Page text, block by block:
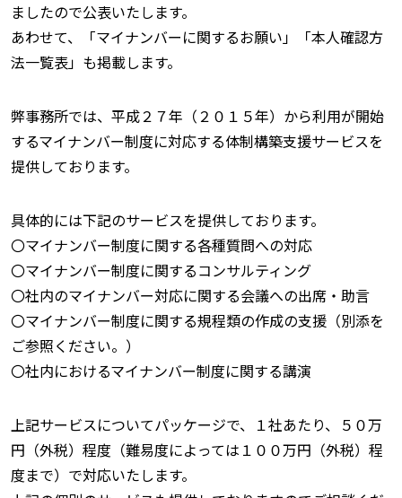
ましたので公表いたします。
あわせて、「マイナンバーに関するお願い」「本人確認方
法一覧表」も掲載します。
弊事務所では、平成２７年（２０１５年）から利用が開始
するマイナンバー制度に対応する体制構築支援サービスを
提供しております。
具体的には下記のサービスを提供しております。
〇マイナンバー制度に関する各種質問への対応
〇マイナンバー制度に関するコンサルティング
〇社内のマイナンバー対応に関する会議への出席・助言
〇マイナンバー制度に関する規程類の作成の支援（別添を
ご参照ください。）
〇社内におけるマイナンバー制度に関する講演
上記サービスについてパッケージで、１社あたり、５０万
円（外税）程度（難易度によっては１００万円（外税）程
度まで）で対応いたします。